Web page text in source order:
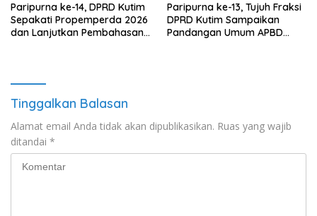
Paripurna ke-14, DPRD Kutim
Sepakati Propemperda 2026
dan Lanjutkan Pembahasan
Paripurna ke-13, Tujuh Fraksi
DPRD Kutim Sampaikan
Pandangan Umum APBD
Tinggalkan Balasan
Alamat email Anda tidak akan dipublikasikan. Ruas yang wajib
ditandai *